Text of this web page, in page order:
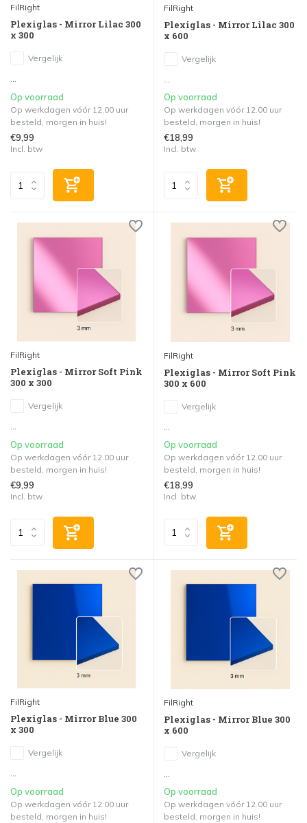
FilRight
Plexiglas - Mirror Lilac 300
x 300
Vergelijk
...
Op voorraad
Op werkdagen vóór 12.00 uur
besteld, morgen in huis!
€9,99
Incl. btw
FilRight
Plexiglas - Mirror Lilac 300
x 600
Vergelijk
...
Op voorraad
Op werkdagen vóór 12.00 uur
besteld, morgen in huis!
€18,99
Incl. btw
FilRight
Plexiglas - Mirror Soft Pink
300 x 300
Vergelijk
Op voorraad
Op werkdagen vóór 12.00 uur
besteld, morgen in huis!
€9,99
Incl. btw
FilRight
Plexiglas - Mirror Soft Pink
300 x 600
Vergelijk
Op voorraad
Op werkdagen vóór 12.00 uur
besteld, morgen in huis!
€18,99
Incl. btw
FilRight
Plexiglas - Mirror Blue 300
x 300
Vergelijk
...
Op voorraad
Op werkdagen vóór 12.00 uur
besteld, morgen in huis!
FilRight
Plexiglas - Mirror Blue 300
x 600
Vergelijk
...
Op voorraad
Op werkdagen vóór 12.00 uur
besteld, morgen in huis!